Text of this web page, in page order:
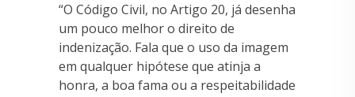
“O Código Civil, no Artigo 20, já desenha
um pouco melhor o direito de
indenização. Fala que o uso da imagem
em qualquer hipótese que atinja a
honra, a boa fama ou a respeitabilidade